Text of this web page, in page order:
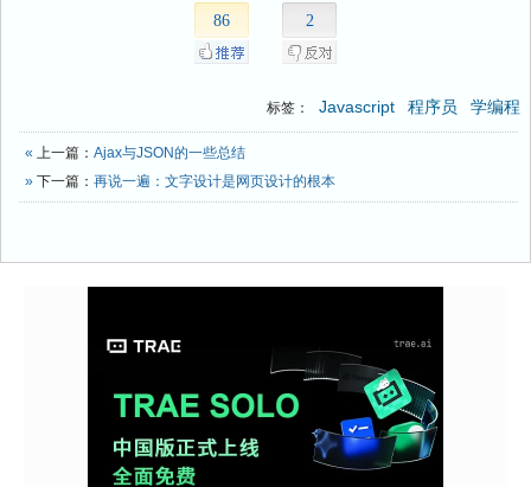
86 2
标签： Javascript 程序员 学编程
« 上一篇： Ajax与JSON的一些总结
» 下一篇： 再说一遍：文字设计是网页设计的根本